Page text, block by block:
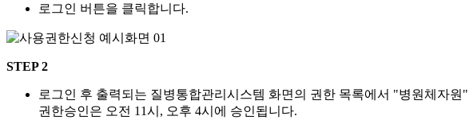
로그인 버튼을 클릭합니다.
STEP 2
로그인 후 출력되는 질병통합관리시스템 화면의 권한 목록에서 "병원체자
권한승인은 오전 11시, 오후 4시에 승인됩니다.